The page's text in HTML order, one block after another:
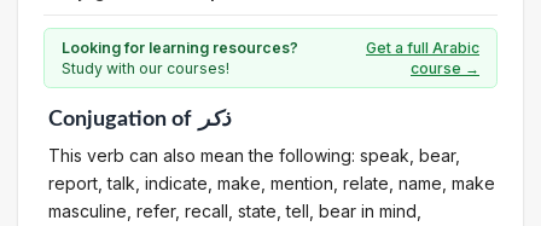
Looking for learning resources?
Study with our courses!
Get a full Arabic
course →
Conjugationof
ذكر
This verb can also mean the following: speak, bear,
report, talk, indicate, make, mention, relate, name, make
masculine, refer, recall, state, tell, bear in mind,